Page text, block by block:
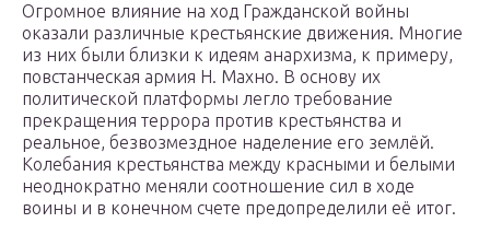
Огромное влияние на ход Гражданской войны
оказали различные крестьянские движения. Многие
из них были близки к идеям анархизма, к примеру,
повстанческая армия Н. Махно. В основу их
политической платформы легло требование
прекращения террора против крестьянства и
реальное, безвозмездное наделение его землёй.
Колебания крестьянства между красными и белыми
неоднократно меняли соотношение сил в ходе
воины и в конечном счете предопределили её итог.